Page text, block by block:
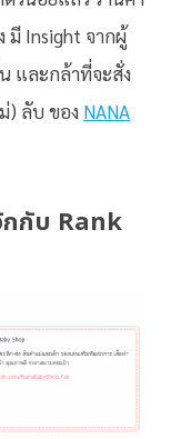
มี Insight จากผู้
และกล้าที่จะสั่ง
) ลับ ของ NANA
กกับ Rank